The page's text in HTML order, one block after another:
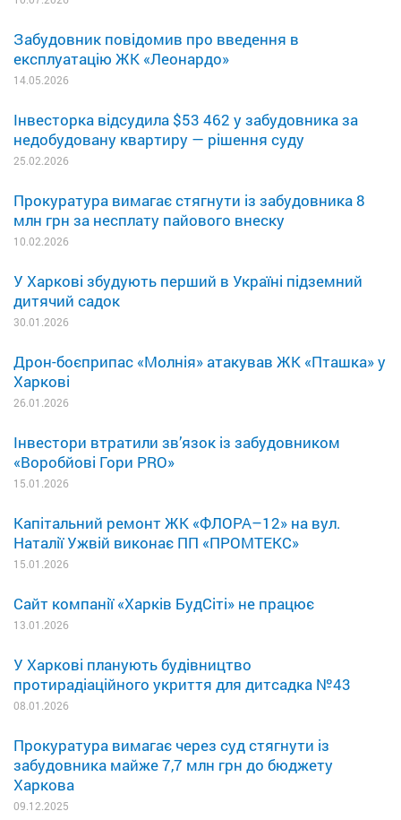
Забудовник повідомив про введення в
експлуатацію ЖК «Леонардо»
14.05.2026
Інвесторка відсудила $53 462 у забудовника за
недобудовану квартиру — рішення суду
25.02.2026
Прокуратура вимагає стягнути із забудовника 8
млн грн за несплату пайового внеску
10.02.2026
У Харкові збудують перший в Україні підземний
дитячий садок
30.01.2026
Дрон-боєприпас «Молнія» атакував ЖК «Пташка» у
Харкові
26.01.2026
Інвестори втратили зв’язок із забудовником
«Воробйові Гори PRO»
15.01.2026
Капітальний ремонт ЖК «ФЛОРА–12» на вул.
Наталії Ужвій виконає ПП «ПРОМТЕКС»
15.01.2026
Сайт компанії «Харків БудСіті» не працює
13.01.2026
У Харкові планують будівництво
протирадіаційного укриття для дитсадка №43
08.01.2026
Прокуратура вимагає через суд стягнути із
забудовника майже 7,7 млн грн до бюджету
Харкова
09.12.2025